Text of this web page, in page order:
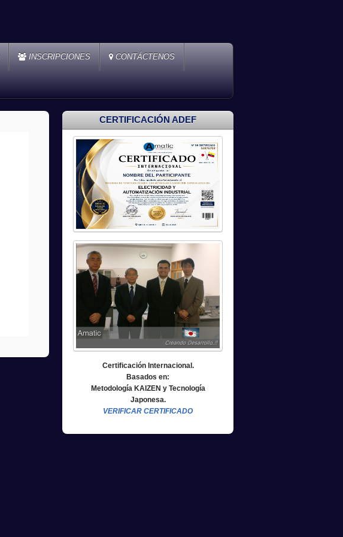
INSCRIPCIONES CONTÁCTENOS
CERTIFICACIÓN ADEF
Certificación Internacional.
Basados en:
Metodología KAIZEN y Tecnología
Japonesa.
VERIFICAR CERTIFICADO